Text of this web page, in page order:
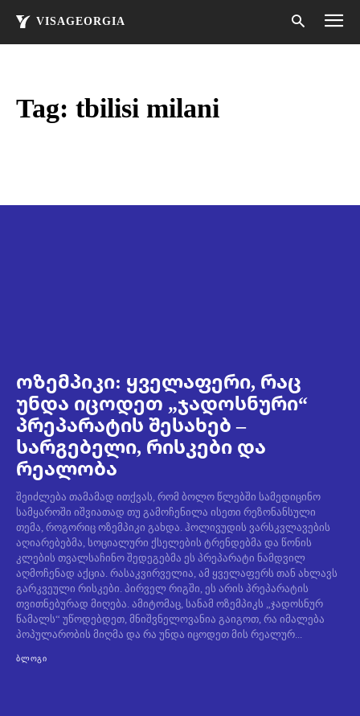
VISAGEORGIA
Tag: tbilisi milani
ოზემპიკი: ყველაფერი, რაც
უნდა იცოდეთ „ჯადოსნური“
პრეპარატის შესახებ –
სარგებელი, რისკები და
რეალობა
შეიძლება თამამად ითქვას, რომ ბოლო წლებში სამედიცინო
სამყაროში იშვიათად თუ გამოჩენილა ისეთი რეზონანსული
თემა, როგორიც ოზემპიკი გახდა. ჰოლივუდის ვარსკვლავების
აღიარებებმა, სოციალური ქსელების ტრენდებმა და წონის
კლების თვალსაჩინო შედეგებმა ეს პრეპარატი ნამდვილ
აღმოჩენად აქცია. რასაკვირველია, ამ ყველაფერს თან ახლავს
გარკვეული რისკები. პირველ რიგში, ეს არის პრეპარატის
თვითნებურად მიღება. ამიტომაც, სანამ ოზემპიკს „ჯადოსნურ
წამალს“ უწოდებდეთ, მნიშვნელოვანია გაიგოთ, რა იმალება
პოპულარობის მიღმა და რა უნდა იცოდეთ მის რეალურ...
ᲑᲚᲝᲒᲘ